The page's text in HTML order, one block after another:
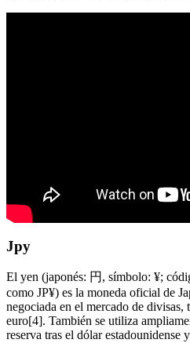
Jpy
El yen (japonés: 円, símbolo: ¥;
como JP¥) es la moneda oficial de
negociada en el mercado de divisas,
euro[4]. También se utiliza
reserva tras el dólar estadounidense